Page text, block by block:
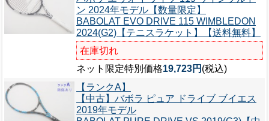
ン 2024年モデル【数量限定】
BABOLAT EVO DRIVE 115 WIMBLEDON
2024(G2)【テニスラケット】【送料無料】
在庫切れ
ネット限定特別価格19,723円 (税込)
【ランクA】
【中古】バボラ ピュア ドライブ ブイエス
2019年モデル